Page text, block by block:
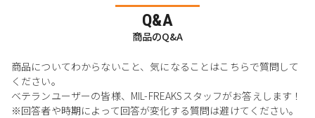
Q&A
商品のQ&A
商品についてわからないこと、気になることはこちらで質問して
ください。
ベテランユーザーの皆様、MIL-FREAKSスタッフがお答えします！
※回答者や時期によって回答が変化する質問は避けてください。